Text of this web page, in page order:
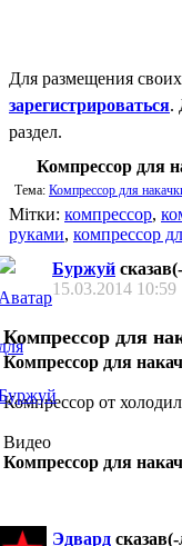
Для размещения
зарегистрироваться.
раздел.
Компрессор для
Тема: Компрессор для
Мітки: компрессор,
руками, компрессор
Буржуй
15.03.2014 10:59
Компрессор для
Компрессор для
Компрессор от
Видео
Компрессор для
Эдвард